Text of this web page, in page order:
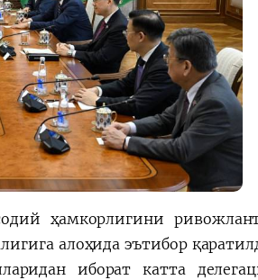
ҳамкорлигини
алоҳида эътибор
иборат катта